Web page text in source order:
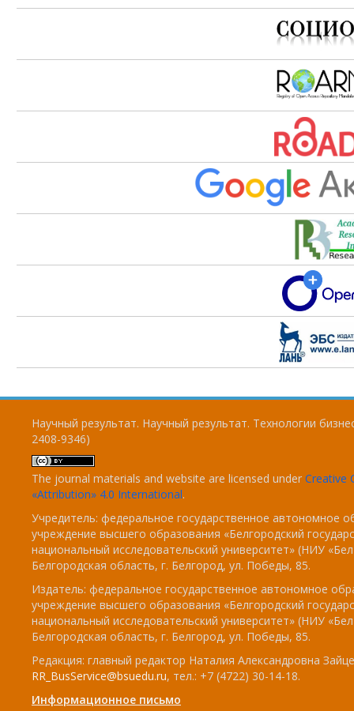
Научный результат. Научный результат. Технологии
2408-9346)
The journal materials and website are licensed under Creative
«Attribution» 4.0 International.
Учредитель: федеральное государственное автономное
учреждение высшего образования «Белгородский
национальный исследовательский университет» (НИУ
Белгородская область, г. Белгород, ул. Победы, 85.
Издатель: федеральное государственное автономное
учреждение высшего образования «Белгородский
национальный исследовательский университет» (НИУ
Белгородская область, г. Белгород, ул. Победы, 85.
Редакция: главный редактор Наталия Александровна
RR_BusService@bsuedu.ru, тел.: +7 (4722) 30-14-18.
Информационное письмо